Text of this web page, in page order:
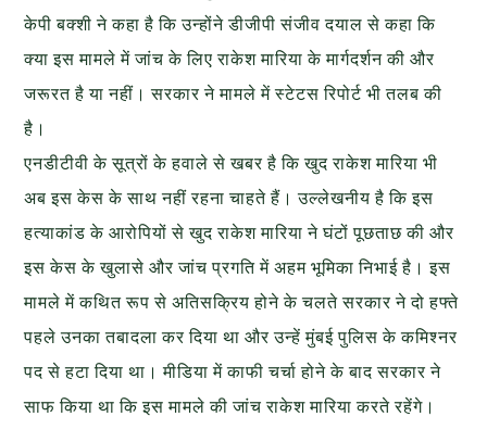
केपी बक्शी ने कहा है कि उन्होंने डीजीपी संजीव दयाल से कहा कि
क्या इस मामले में जांच के लिए राकेश मारिया के मार्गदर्शन की और
जरूरत है या नहीं। सरकार ने मामले में स्टेटस रिपोर्ट भी तलब की
है।
एनडीटीवी के सूत्रों के हवाले से खबर है कि खुद राकेश मारिया भी
अब इस केस के साथ नहीं रहना चाहते हैं। उल्लेखनीय है कि इस
हत्याकांड के आरोपियों से खुद राकेश मारिया ने घंटों पूछताछ की और
इस केस के खुलासे और जांच प्रगति में अहम भूमिका निभाई है। इस
मामले में कथित रूप से अतिसक्रिय होने के चलते सरकार ने दो हफ्ते
पहले उनका तबादला कर दिया था और उन्हें मुंबई पुलिस के कमिश्नर
पद से हटा दिया था। मीडिया में काफी चर्चा होने के बाद सरकार ने
साफ किया था कि इस मामले की जांच राकेश मारिया करते रहेंगे।